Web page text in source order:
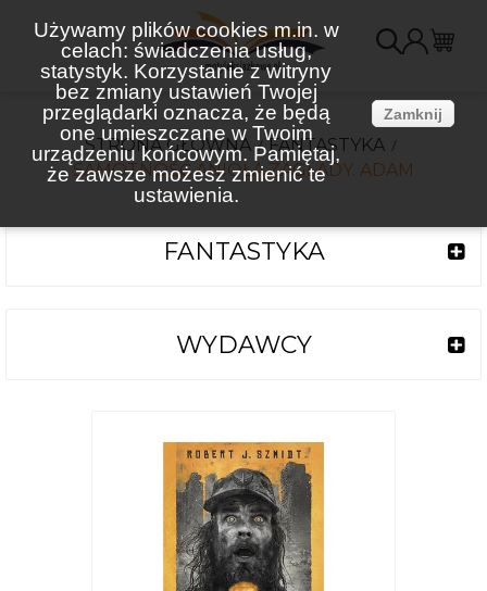
Używamy plików cookies m.in. w
celach: świadczenia usług,
statystyk. Korzystanie z witryny
bez zmiany ustawień Twojej
przeglądarki oznacza, że będą
one umieszczane w Twoim
urządzeniu końcowym. Pamiętaj,
że zawsze możesz zmienić te
ustawienia.
Zamknij
STRONA GŁÓWNA
FANTASTYKA
SAMOTNOŚĆ ANIOŁA ZAGŁADY. ADAM
FANTASTYKA
WYDAWCY